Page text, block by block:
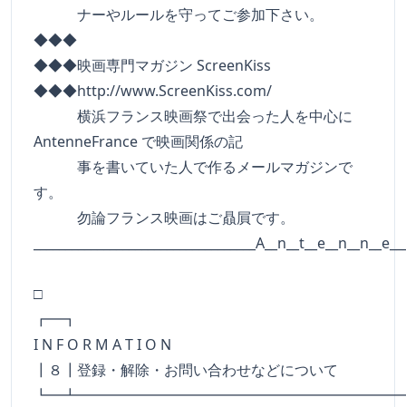
ナーやルールを守ってご参加下さい。
◆◆◆
◆◆◆映画専門マガジン ScreenKiss
◆◆◆http://www.ScreenKiss.com/
横浜フランス映画祭で出会った人を中心に
AntenneFrance で映画関係の記
事を書いていた人で作るメールマガジンで
す。
勿論フランス映画はご贔屓です。
□
I N F O R M A T I O N
┃８┃登録・解除・お問い合わせなどについて